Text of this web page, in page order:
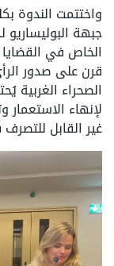
واختتمت الندوة
جبهة
الخاص في
قرن على صدور
الصحراء الغربية
لإنهاء
غير القابل